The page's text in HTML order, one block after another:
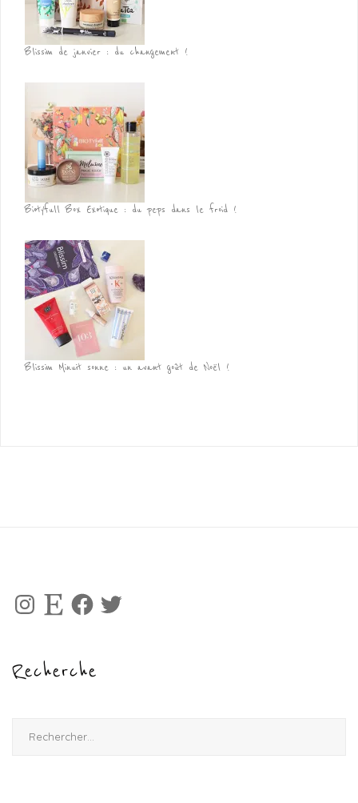
Blissim de janvier : du changement !
Biotyfull Box Exotique : du peps dans le froid !
Blissim Minuit sonne : un avant goût de Noël !
Instagram
Etsy Facebook
Twitter
Recherche